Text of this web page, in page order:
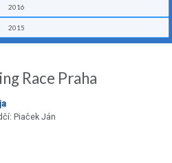
2016
2015
Race Praha
Piaček Ján